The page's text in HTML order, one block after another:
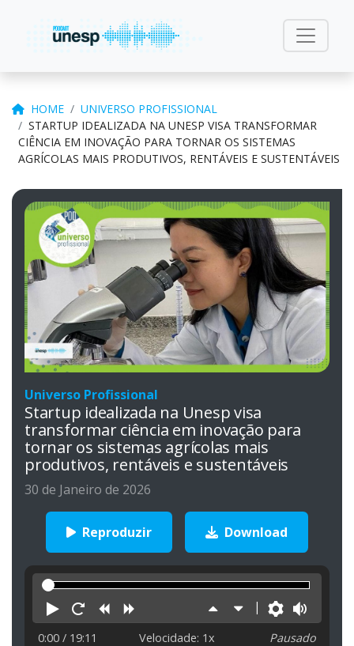
HOME
UNIVERSO PROFISSIONAL
STARTUP IDEALIZADA NA UNESP VISA TRANSFORMAR
CIÊNCIA EM INOVAÇÃO PARA TORNAR OS SISTEMAS
AGRÍCOLAS MAIS PRODUTIVOS, RENTÁVEIS E SUSTENTÁVEIS
Universo Profissional
Startup idealizada na Unesp visa
transformar ciência em inovação para
tornar os sistemas agrícolas mais
produtivos, rentáveis e sustentáveis
30 de Janeiro de 2026
Reproduzir Download
Reproduzir
ReiniciarRetroceder
Aumentar
velocidade
Diminuir
velocidade
0:00 / 19:11 Velocidade: 1x Pausado